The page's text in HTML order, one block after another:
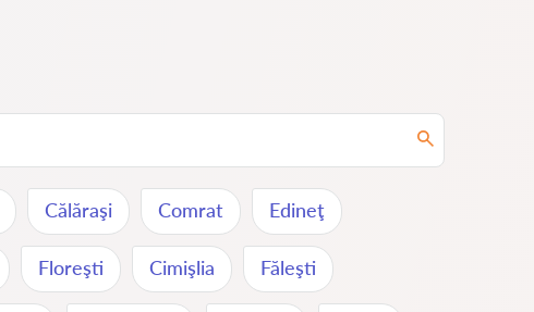
Călăraşi Comrat Edineţ
Floreşti Cimişlia Făleşti